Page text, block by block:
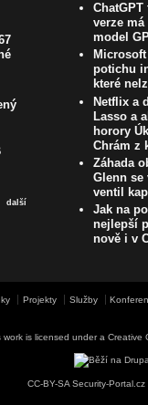
další
verze
model
potichu
které
Netflix a
Lasso a
horory
Chrám z
Záhada
Glenn se
ventil
Jak na
nejlepší
nově i v
Projekty Služby
work is licensed under a Creative
CC-BY-SA Security-